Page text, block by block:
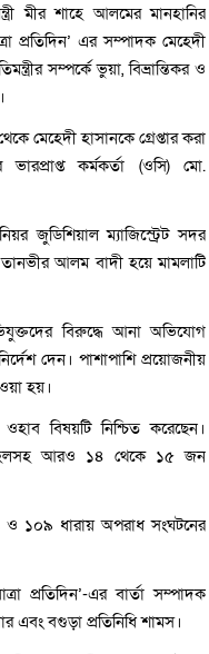
মীর শাহে আলমের মানহানির
প্রতিদিন’ এর সম্পাদক মেহেদী
সম্পর্কে ভুয়া, বিভ্রান্তিকর ও
মেহেদী হাসানকে গ্রেপ্তার করা
কর্মকর্তা (ওসি) মো.
জুডিশিয়াল ম্যাজিস্ট্রেট সদর
আলম বাদী হয়ে মামলাটি
বিরুদ্ধে আনা অভিযোগ
দেন। পাশাপাশি প্রয়োজনীয়
হয়।
বিষয়টি নিশ্চিত করেছেন।
আরও ১৪ থেকে ১৫ জন
ও ১০৯ ধারায় অপরাধ সংঘটনের
প্রতিদিন’-এর বার্তা সম্পাদক
বগুড়া প্রতিনিধি শামস।